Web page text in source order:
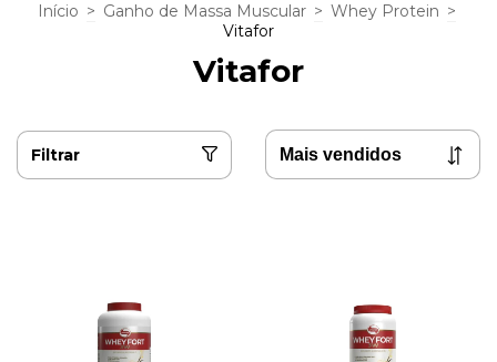
Início > Ganho de Massa Muscular > Whey Protein >
Vitafor
Vitafor
Filtrar